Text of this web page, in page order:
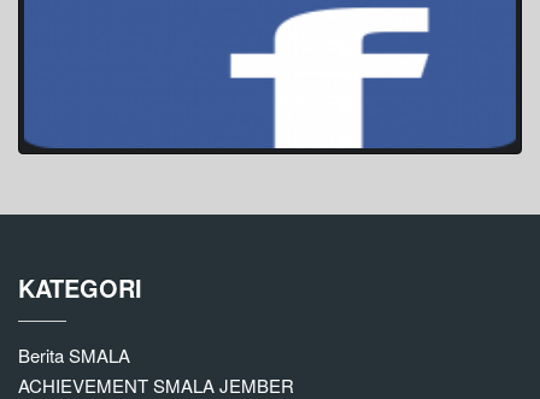
KATEGORI
Berita SMALA
ACHIEVEMENT SMALA JEMBER